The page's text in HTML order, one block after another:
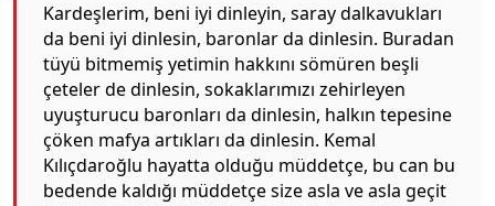
Kardeşlerim, beni iyi dinleyin, saray dalkavukları
da beni iyi dinlesin, baronlar da dinlesin. Buradan
tüyü bitmemiş yetimin hakkını sömüren beşli
çeteler de dinlesin, sokaklarımızı zehirleyen
uyuşturucu baronları da dinlesin, halkın tepesine
çöken mafya artıkları da dinlesin. Kemal
Kılıçdaroğlu hayatta olduğu müddetçe, bu can bu
bedende kaldığı müddetçe size asla ve asla geçit